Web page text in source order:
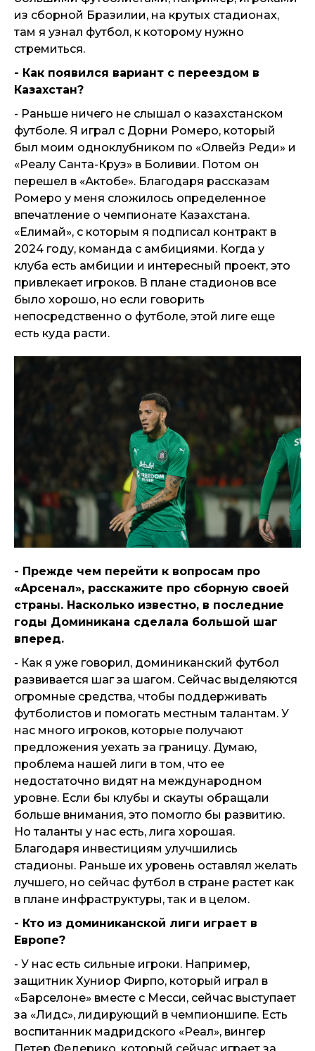
из сборной Бразилии, на крутых стадионах,
там я узнал футбол, к которому нужно
стремиться.
- Как появился вариант с переездом в
Казахстан?
- Раньше ничего не слышал о казахстанском
футболе. Я играл с Дорни Ромеро, который
был моим одноклубником по «Олвейз Реди» и
«Реалу Санта-Круз» в Боливии. Потом он
перешел в «Актобе». Благодаря рассказам
Ромеро у меня сложилось определенное
впечатление о чемпионате Казахстана.
«Елимай», с которым я подписал контракт в
2024 году, команда с амбициями. Когда у
клуба есть амбиции и интересный проект, это
привлекает игроков. В плане стадионов все
было хорошо, но если говорить
непосредственно о футболе, этой лиге еще
есть куда расти.
- Прежде чем перейти к вопросам про
«Арсенал», расскажите про сборную своей
страны. Насколько известно, в последние
годы Доминикана сделала большой шаг
вперед.
- Как я уже говорил, доминиканский футбол
развивается шаг за шагом. Сейчас выделяются
огромные средства, чтобы поддерживать
футболистов и помогать местным талантам. У
нас много игроков, которые получают
предложения уехать за границу. Думаю,
проблема нашей лиги в том, что ее
недостаточно видят на международном
уровне. Если бы клубы и скауты обращали
больше внимания, это помогло бы развитию.
Но таланты у нас есть, лига хорошая.
Благодаря инвестициям улучшились
стадионы. Раньше их уровень оставлял желать
лучшего, но сейчас футбол в стране растет как
в плане инфраструктуры, так и в целом.
- Кто из доминиканской лиги играет в
Европе?
- У нас есть сильные игроки. Например,
защитник Хуниор Фирпо, который играл в
«Барселоне» вместе с Месси, сейчас выступает
за «Лидс», лидирующий в чемпионшипе. Есть
воспитанник мадридского «Реал», вингер